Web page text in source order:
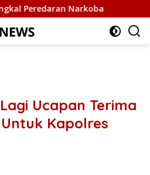
Narkoba
Lagi Ucapan Terima
Kapolres